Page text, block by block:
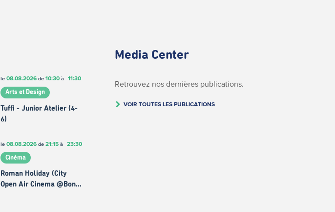
le 08.08.2026de 10:30à 11:30
Arts et Design
Tuffi - Junior Atelier (4-
6)
le 08.08.2026de 21:15à 23:30
Cinéma
Roman Holiday (City
Open Air Cinema @Bon…
Media Center
Retrouvez nos dernières publications.
VOIR TOUTES LES PUBLICATIONS